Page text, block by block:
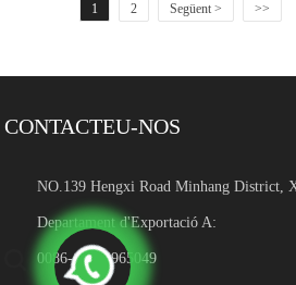
1 2 Següent > >>
CONTACTEU-NOS
NO.139 Hengxi Road Minhang District,
Departament d'Exportació A:
0086-13764965049